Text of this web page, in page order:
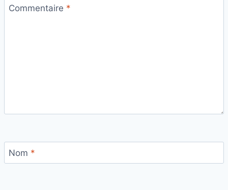
Commentaire *
Nom *